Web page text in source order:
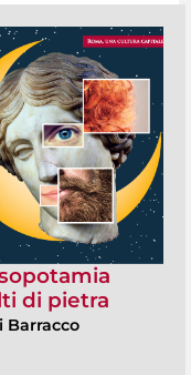
di pietra
Barracco